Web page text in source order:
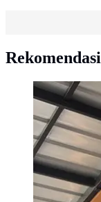
Rekomendasi